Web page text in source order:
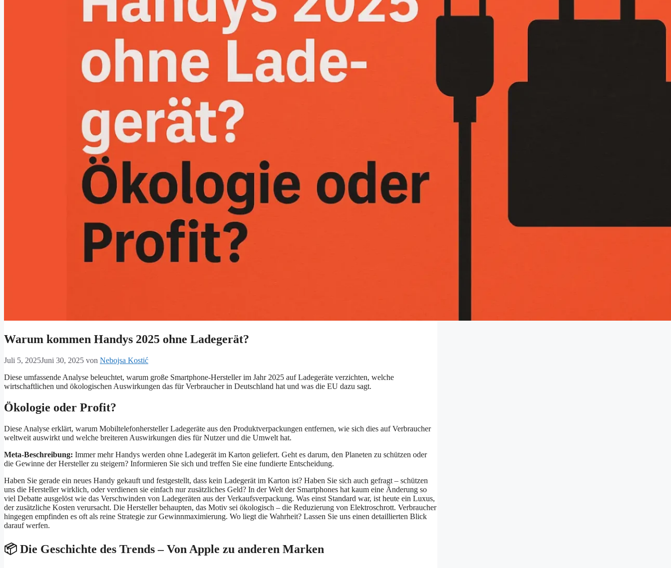
Warum kommen Handys 2025 ohne Ladegerät?
Juli 5, 2025Juni 30, 2025 von Nebojsa Kostić
Diese umfassende Analyse beleuchtet, warum große Smartphone-Hersteller im Jahr 2025 auf Ladegeräte verzichten, welche
wirtschaftlichen und ökologischen Auswirkungen das für Verbraucher in Deutschland hat und was die EU dazu sagt.
Ökologie oder Profit?
Diese Analyse erklärt, warum Mobiltelefonhersteller Ladegeräte aus den Produktverpackungen entfernen, wie sich dies auf Verbraucher
weltweit auswirkt und welche breiteren Auswirkungen dies für Nutzer und die Umwelt hat.
Meta-Beschreibung: Immer mehr Handys werden ohne Ladegerät im Karton geliefert. Geht es darum, den Planeten zu schützen oder
die Gewinne der Hersteller zu steigern? Informieren Sie sich und treffen Sie eine fundierte Entscheidung.
Haben Sie gerade ein neues Handy gekauft und festgestellt, dass kein Ladegerät im Karton ist? Haben Sie sich auch gefragt – schützen
uns die Hersteller wirklich, oder verdienen sie einfach nur zusätzliches Geld? In der Welt der Smartphones hat kaum eine Änderung so
viel Debatte ausgelöst wie das Verschwinden von Ladegeräten aus der Verkaufsverpackung. Was einst Standard war, ist heute ein Luxus,
der zusätzliche Kosten verursacht. Die Hersteller behaupten, das Motiv sei ökologisch – die Reduzierung von Elektroschrott. Verbraucher
hingegen empfinden es oft als reine Strategie zur Gewinnmaximierung. Wo liegt die Wahrheit? Lassen Sie uns einen detaillierten Blick
darauf werfen.
📦 Die Geschichte des Trends – Von Apple zu anderen Marken